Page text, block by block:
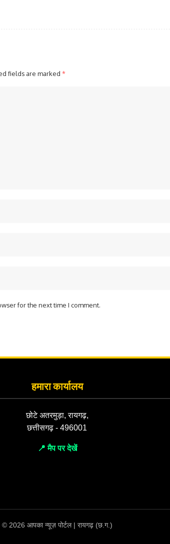
fields are marked *
for the next time I comment.
हमारा कार्यालय
छोटे अतरमुड़ा, रायगढ़,
छत्तीसगढ़ - 496001
📍 मैप पर देखें
© 2026 आपका न्यूज़ पोर्टल | रायगढ़ (छ.ग.)